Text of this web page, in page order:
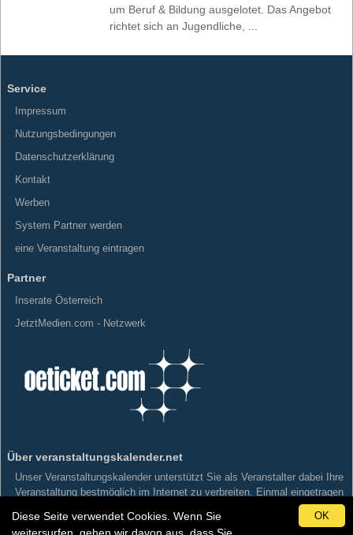
um Beruf & Bildung ausgelotet. Das Angebot
richtet sich an Jugendliche, ...
Service
Impressum
Nutzungsbedingungen
Datenschutzerklärung
Kontakt
Werben
System Partner werden
eine Veranstaltung eintragen
Partner
Inserate Österreich
JetztMedien.com - Netzwerk
Über veranstaltungskalender.net
Unser Veranstaltungskalender unterstützt Sie als Veranstalter dabei Ihre
Veranstaltung bestmöglich im Internet zu verbreiten. Einmal eingetragen
wird Ihre Veranstaltung Kategorisiert und Geografisch einer Gemeinde,
einer Stadt in Österreich zugeordnet und an die Veranstaltungskalender
Diese Seite verwendet Cookies. Wenn Sie
OK